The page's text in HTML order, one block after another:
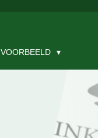
VOORBEELD